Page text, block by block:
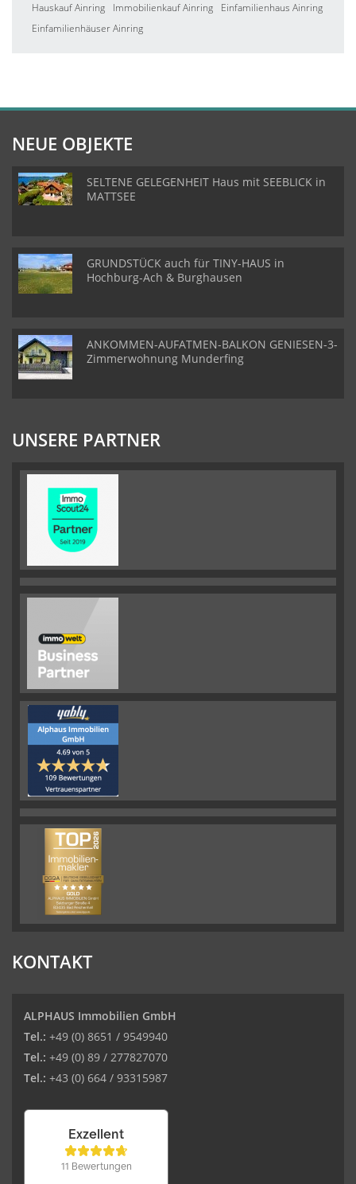
Hauskauf Ainring
Immobilienkauf Ainring
Einfamilienhaus Ainring
Einfamilienhäuser Ainring
NEUE OBJEKTE
SELTENE GELEGENHEIT Haus mit SEEBLICK in
MATTSEE
GRUNDSTÜCK auch für TINY-HAUS in
Hochburg-Ach & Burghausen
ANKOMMEN-AUFATMEN-BALKON GENIESEN-3-
Zimmerwohnung Munderfing
UNSERE PARTNER
KONTAKT
ALPHAUS Immobilien GmbH
Tel.: +49 (0) 8651 / 9549940
Tel.: +49 (0) 89 / 277827070
Tel.: +43 (0) 664 / 93315987